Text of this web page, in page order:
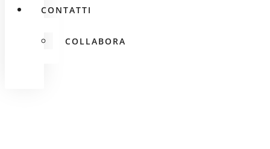
CONTATTI
COLLABORA